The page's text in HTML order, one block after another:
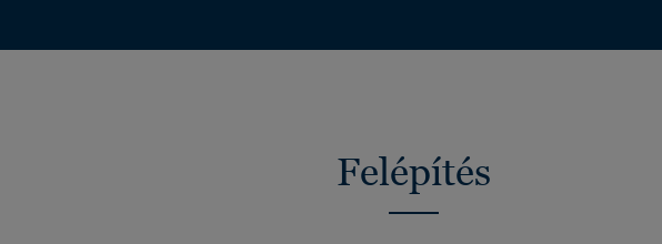
Felépítés